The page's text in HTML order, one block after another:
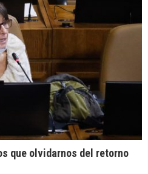
que olvidarnos del retorno